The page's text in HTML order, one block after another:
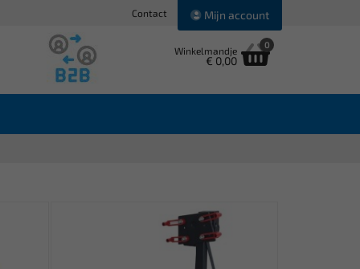
Contact Mijn account
Winkelmandje
€ 0,00
0